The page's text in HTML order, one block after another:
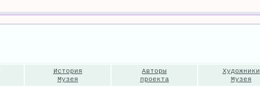
История
Музея
Авторы
проекта
Художники
Музея